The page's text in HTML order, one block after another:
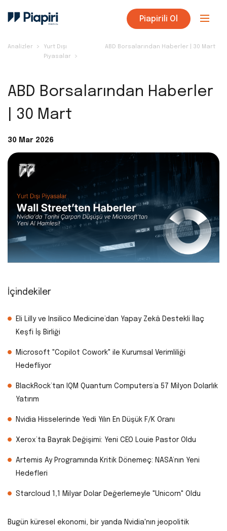
Piapirili Ol
Analizler
Yurt Dışı
Piyasalar
ABD Borsalarından Haberler | 30 Mart
ABD Borsalarından Haberler
| 30 Mart
30 Mar 2026
İçindekiler
Eli Lilly ve Insilico Medicine’dan Yapay Zekâ Destekli İlaç
Keşfi İş Birliği
Microsoft "Copilot Cowork" ile Kurumsal Verimliliği
Hedefliyor
BlackRock’tan IQM Quantum Computers’a 57 Milyon Dolarlık
Yatırım
Nvidia Hisselerinde Yedi Yılın En Düşük F/K Oranı
Xerox’ta Bayrak Değişimi: Yeni CEO Louie Pastor Oldu
Artemis Ay Programında Kritik Dönemeç: NASA’nın Yeni
Hedefleri
Starcloud 1,1 Milyar Dolar Değerlemeyle "Unicorn" Oldu
Bugün küresel ekonomi, bir yanda Nvidia'nın jeopolitik